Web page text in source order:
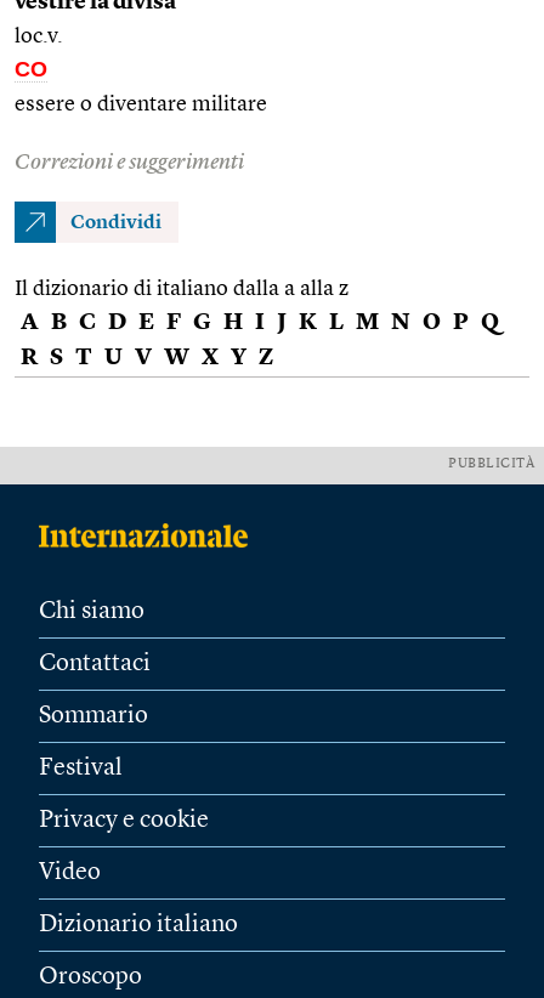
loc.v.
CO
essere o diventare militare
Correzioni e suggerimenti
Condividi
Il dizionario di italiano dalla a alla z
A B C D E F G H I J K L M N O P Q
R S T U V W X Y Z
PUBBLICITÀ
Chi siamo
Contattaci
Sommario
Festival
Privacy e cookie
Video
Dizionario italiano
Oroscopo